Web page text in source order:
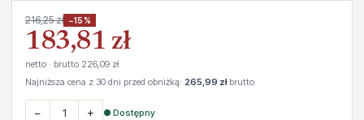
216,25 zł −15%
183,81 zł
netto · brutto 226,09 zł
Najniższa cena z 30 dni przed obniżką: 265,99 złbrutto
− + ● Dostępny